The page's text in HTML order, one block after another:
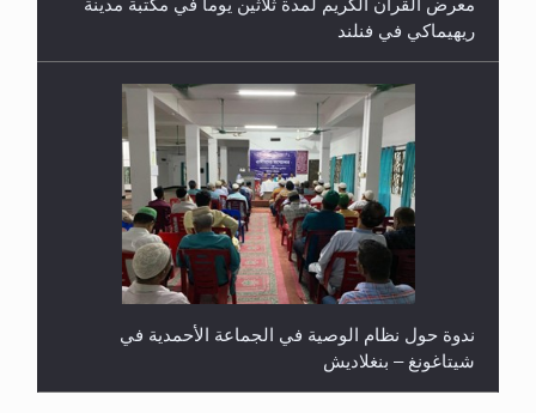
شيتاغونغ – بنغلاديش
اليوم الوطني الرياضي لمجلس أنصار الله في هولندا